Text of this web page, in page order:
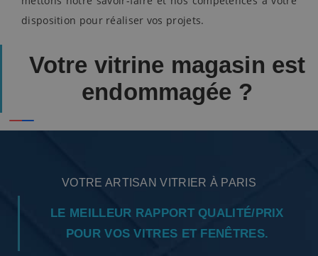
disposition pour réaliser vos projets.
Votre vitrine magasin est
endommagée ?
VOTRE ARTISAN VITRIER À PARIS
LE MEILLEUR RAPPORT QUALITÉ/PRIX
POUR VOS VITRES ET FENÊTRES.